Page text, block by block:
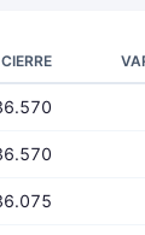
CIERRE